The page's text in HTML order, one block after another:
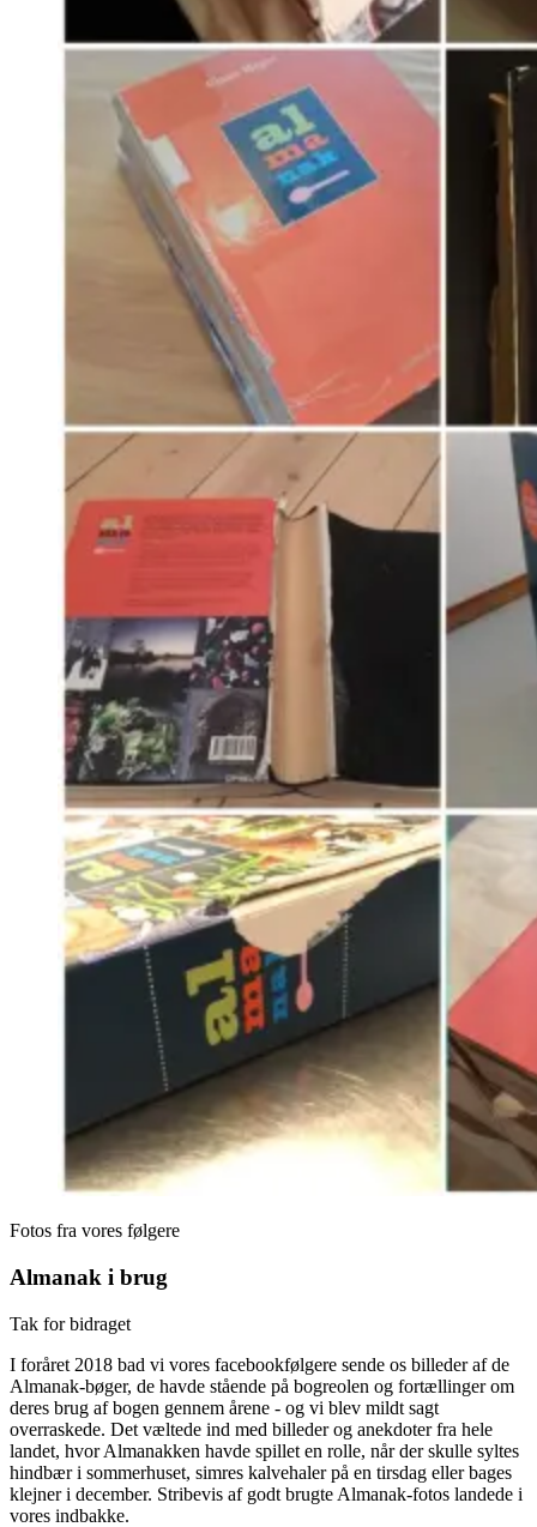
Fotos fra vores følgere
Almanak i brug
Tak for bidraget
I foråret 2018 bad vi vores facebookfølgere sende os billeder af de
Almanak-bøger, de havde stående på bogreolen og fortællinger om
deres brug af bogen gennem årene - og vi blev mildt sagt
overraskede. Det væltede ind med billeder og anekdoter fra hele
landet, hvor Almanakken havde spillet en rolle, når der skulle syltes
hindbær i sommerhuset, simres kalvehaler på en tirsdag eller bages
klejner i december. Stribevis af godt brugte Almanak-fotos landede i
vores indbakke.